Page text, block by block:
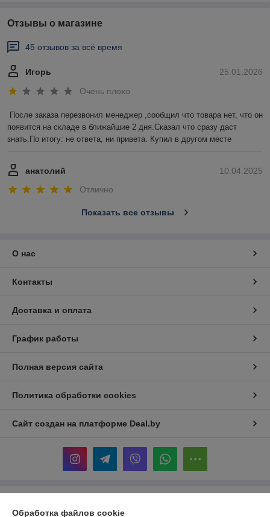
Отзывы о магазине
45 отзывов за всё время
25.01.2026
Игорь
Очень плохо
После заказа перезвонил менеджер ,сообщил что товара нет, что он
появится на складе в ближайшие 2 дня.Сказал что сразу даст
знать.По итогу: не ответа, ни привета. Купил в другом месте
10.04.2025
анатолий
Отлично
Показать все отзывы
О нас
Контакты
Доставка и оплата
График работы
Полная версия сайта
Политика обработки cookies
Сайт создан на платформе Deal.by
Обработка файлов cookie